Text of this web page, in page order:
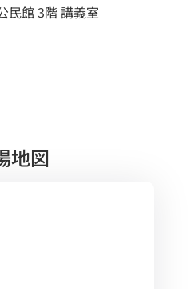
民館 3階 講義室
地図